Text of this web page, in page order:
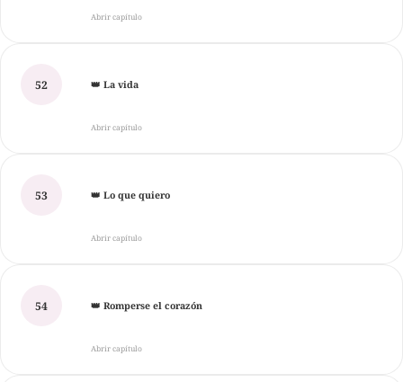
Abrir capítulo
52 👑 La vida
Abrir capítulo
53 👑 Lo que quiero
Abrir capítulo
54 👑 Romperse el corazón
Abrir capítulo